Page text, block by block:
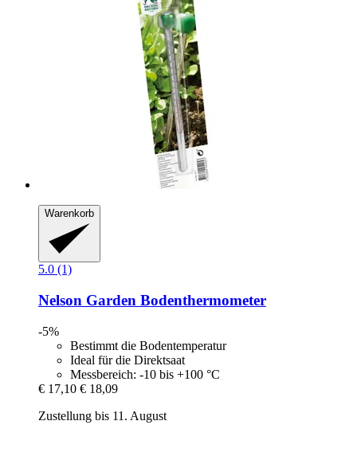
Warenkorb
5.0 (1)
Nelson Garden Bodenthermometer
-5%
Bestimmt die Bodentemperatur
Ideal für die Direktsaat
Messbereich: -10 bis +100 °C
€ 17,10 € 18,09
Zustellung bis 11. August